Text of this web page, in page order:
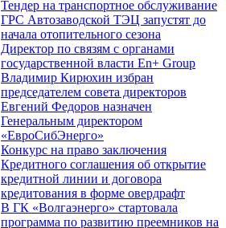
Тендер на транспортное обслуживание
ГРС Автозаводской ТЭЦ запустят до
начала отопительного сезона
Директор по связям с органами
государственной власти En+ Group
Владимир Кирюхин избран
председателем совета директоров
Евгений Федоров назначен
Генеральным директором
«ЕвроСибЭнерго»
Конкурс на право заключения
Кредитного соглашения об открытие
кредитной линии и договора
кредитования в форме овердрафт
В ГК «Волгаэнерго» стартовала
программа по развитию преемников на